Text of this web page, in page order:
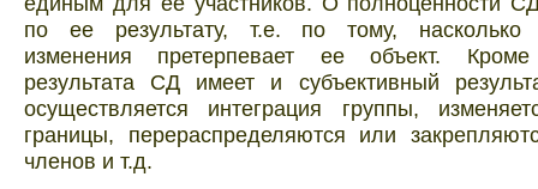
по ее результату, т.е. по тому, насколько
изменения претерпевает ее объект. Кроме
результата СД имеет и субъективный
осуществляется интеграция группы,
границы, перераспределяются или
членов и т.д.